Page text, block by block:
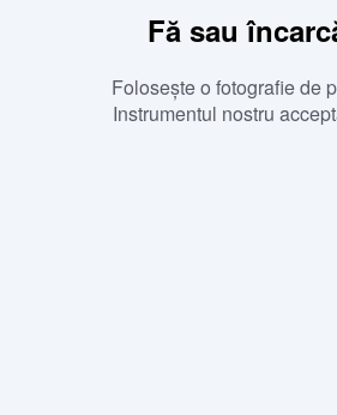
Fă sau
Folosește o fotografie de
Instrumentul nostru